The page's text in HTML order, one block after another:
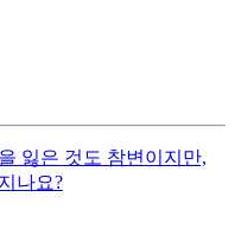
잃은 것도 참변이지만,
나요?